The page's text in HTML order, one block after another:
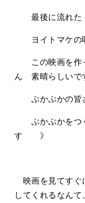
最後に流れた
ヨイトマケの
この映画を作
ん 素晴らしいで
ぷかぷかの皆
ぷかぷかをつ
す 》
映画を見てすぐ
してくれるなんて